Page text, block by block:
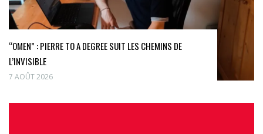
“OMEN” : PIERRE TO A DEGREE SUIT LES CHEMINS DE
L’INVISIBLE
7 AOÛT 2026